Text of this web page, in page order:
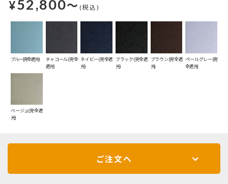
¥52,800～ (税込)
ブルー(完全遮光)
チャコール(完全
遮光)
ネイビー(完全遮
光)
ブラック(完全遮
光)
ブラウン(完全遮
光)
ペールグレー(完
全遮光)
ベージュ(完全遮
光)
ご注文へ